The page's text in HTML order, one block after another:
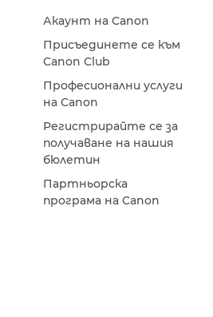
Акаунт на Canon
Присъединете се към
Canon Club
Професионални услуги
на Canon
Регистрирайте се за
получаване на нашия
бюлетин
Партньорска
програма на Canon